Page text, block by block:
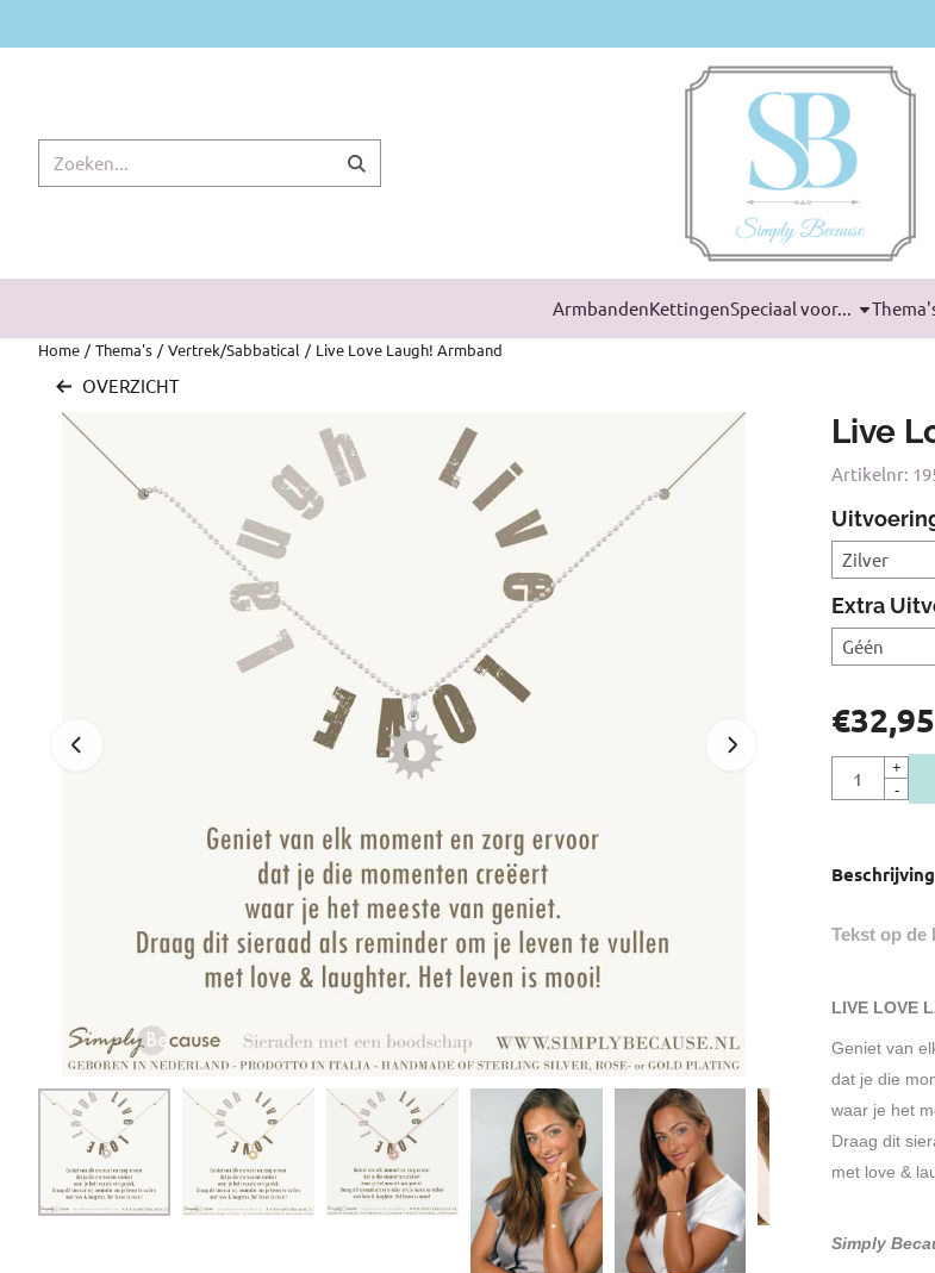
ArmbandenKettingenSpeciaal voor...
Home / Thema's / Vertrek/Sabbatical / Live Love Laugh! Armband
OVERZICHT
Live
Artikelnr:
Extra
€32,95
+
-
Beschrijving
Tekst op de
LIVE LOVE
Geniet van
dat je die
waar je het
Draag dit
met love &
Simply